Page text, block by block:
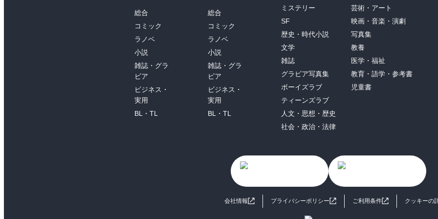
総合
コミック
ラノベ
小説
雑誌・グラ
ビア
ビジネス・
実用
BL・TL
総合
コミック
ラノベ
小説
雑誌・グラ
ビア
ビジネス・
実用
BL・TL
ミステリー
SF
歴史・時代小説
文学
雑誌
グラビア写真集
ボーイズラブ
ティーンズラブ
人文・思想・歴史
社会・政治・法律
芸術・アート
映画・音楽・演劇
写真集
教養
医学・福祉
教育・語学・参考書
児童書
会社情報 プライバシーポリシー ご利用条件 クッキーの